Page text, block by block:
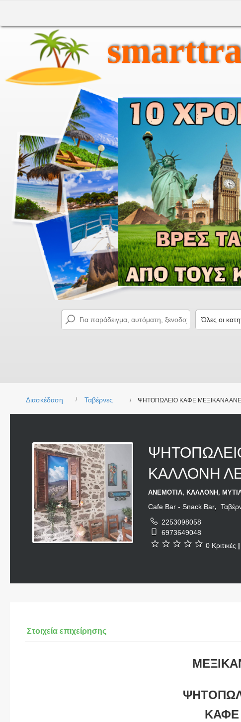
Διασκέδαση Ταβέρνες ΨΗΤΟΠΩΛΕΙΟ ΚΑΦΕ ΜΕΞΙΚΑΝΑ
ΚΑΛΛΟΝΗ
ΑΝΕΜΟΤΙΑ, ΚΑΛΛΟΝΗ,
Cafe Bar - Snack Bar,
2253098058
6973649048
0 Κριτικές
Στοιχεία επιχείρησης
ΚΑΦΕ